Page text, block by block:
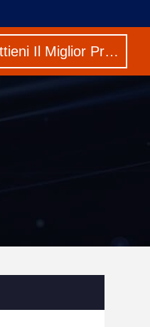
Ottieni Il Miglior Prezzo